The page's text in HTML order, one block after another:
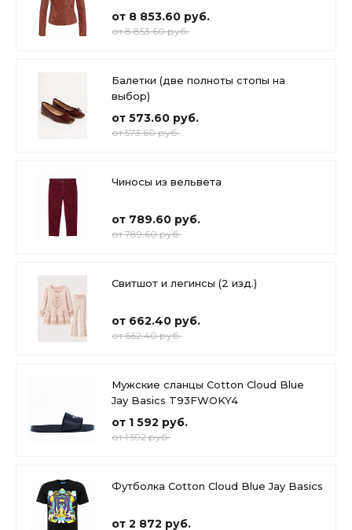
от 8 853.60 руб.
от 8 853.60 руб.
Балетки (две полноты стопы на
выбор)
от 573.60 руб.
от 573.60 руб.
Чиносы из вельвета
от 789.60 руб.
от 789.60 руб.
Свитшот и легинсы (2 изд.)
от 662.40 руб.
от 662.40 руб.
Мужские сланцы Cotton Cloud Blue
Jay Basics T93FWOKY4
от 1 592 руб.
от 1 592 руб.
Футболка Cotton Cloud Blue Jay Basics
от 2 872 руб.